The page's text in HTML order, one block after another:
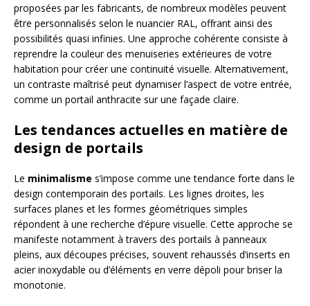
proposées par les fabricants, de nombreux modèles peuvent
être personnalisés selon le nuancier RAL, offrant ainsi des
possibilités quasi infinies. Une approche cohérente consiste à
reprendre la couleur des menuiseries extérieures de votre
habitation pour créer une continuité visuelle. Alternativement,
un contraste maîtrisé peut dynamiser l’aspect de votre entrée,
comme un portail anthracite sur une façade claire.
Les tendances actuelles en matière de
design de portails
Le minimalisme s’impose comme une tendance forte dans le
design contemporain des portails. Les lignes droites, les
surfaces planes et les formes géométriques simples
répondent à une recherche d’épure visuelle. Cette approche se
manifeste notamment à travers des portails à panneaux
pleins, aux découpes précises, souvent rehaussés d’inserts en
acier inoxydable ou d’éléments en verre dépoli pour briser la
monotonie.